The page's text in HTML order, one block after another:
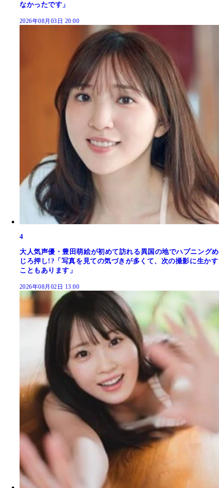
なかったです」
2026年08月03日 20:00
4
大人気声優・豊田萌絵が初めて訪れる異国の地でハプニングめ
じろ押し!?「写真を見ての気づきが多くて、次の撮影に生かす
こともあります」
2026年08月02日 13:00